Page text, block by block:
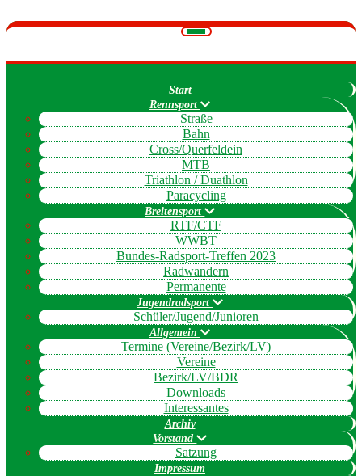
Navigation
Start
Rennsport
Straße
Bahn
Cross/Querfeldein
MTB
Triathlon / Duathlon
Paracycling
Breitensport
RTF/CTF
WWBT
Bundes-Radsport-Treffen 2023
Radwandern
Permanente
Jugendradsport
Schüler/Jugend/Junioren
Allgemein
Termine (Vereine/Bezirk/LV)
Vereine
Bezirk/LV/BDR
Downloads
Interessantes
Archiv
Vorstand
Satzung
Impressum